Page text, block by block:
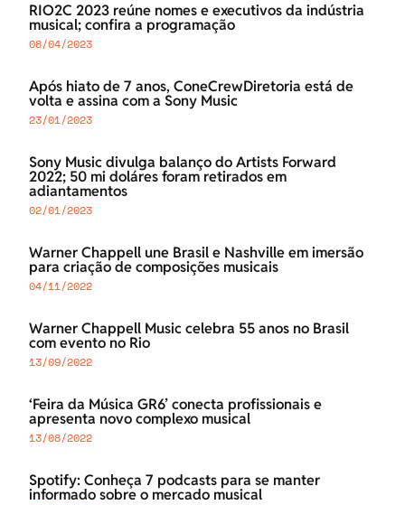
RIO2C 2023 reúne nomes e executivos da indústria
musical; confira a programação
08/04/2023
Após hiato de 7 anos, ConeCrewDiretoria está de
volta e assina com a Sony Music
23/01/2023
Sony Music divulga balanço do Artists Forward
2022; 50 mi doláres foram retirados em
adiantamentos
02/01/2023
Warner Chappell une Brasil e Nashville em imersão
para criação de composições musicais
04/11/2022
Warner Chappell Music celebra 55 anos no Brasil
com evento no Rio
13/09/2022
‘Feira da Música GR6’ conecta profissionais e
apresenta novo complexo musical
13/08/2022
Spotify: Conheça 7 podcasts para se manter
informado sobre o mercado musical